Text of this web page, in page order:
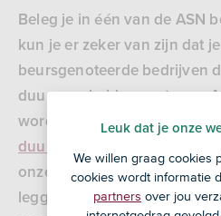
Beleg je in één van de ASN
kun je er zeker van zijn dat
beursgenoteerde bedrijven
duurzaamheidsexperts van
worden aan de hand van
duurzaamheidsbeleid
voor
onze artikelen over
leggen we uit waarom een
Leuk dat je onze
We willen graag cookies
cookies wordt informatie
partners over jou